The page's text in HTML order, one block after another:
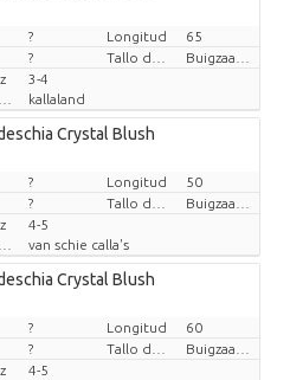
pieza
? Longitud
65
?
3-4
kallaland
Crystal Blush
pieza
? Longitud
50
?
4-5
van schie calla's
Crystal Blush
pieza
? Longitud
60
?
4-5